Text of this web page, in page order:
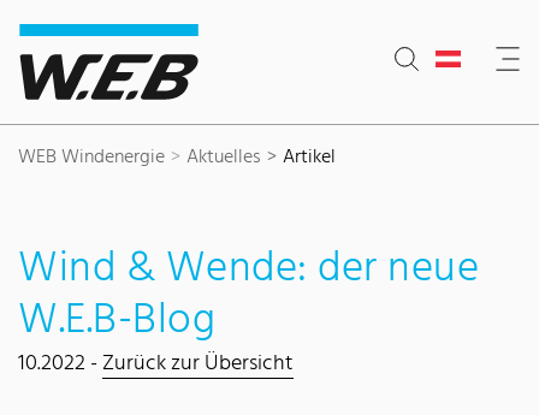
Inhaltsbereich
Suche
Hauptnavigation
Kontakt
Footer
WEB Windenergie Aktuelles Artikel
Wind & Wende: der neue
W.E.B-Blog
10.2022 -Zurück zur Übersicht